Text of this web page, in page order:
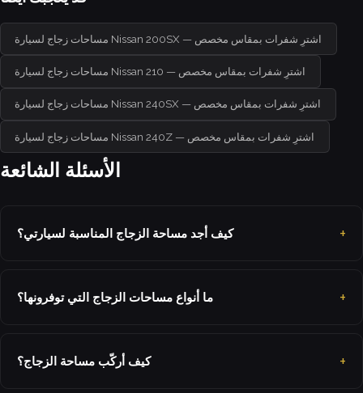
مساحات زجاج لسيارة Nissan 200SX — اشترِ شفرات بمقاس مخصص
مساحات زجاج لسيارة Nissan 210 — اشترِ شفرات بمقاس مخصص
مساحات زجاج لسيارة Nissan 240SX — اشترِ شفرات بمقاس مخصص
مساحات زجاج لسيارة Nissan 240Z — اشترِ شفرات بمقاس مخصص
الأسئلة الشائعة
كيف أجد مساحة الزجاج المناسبة لسيارتي؟
ما أنواع مساحات الزجاج التي توفرونها؟
كيف أركّب مساحة الزجاج؟